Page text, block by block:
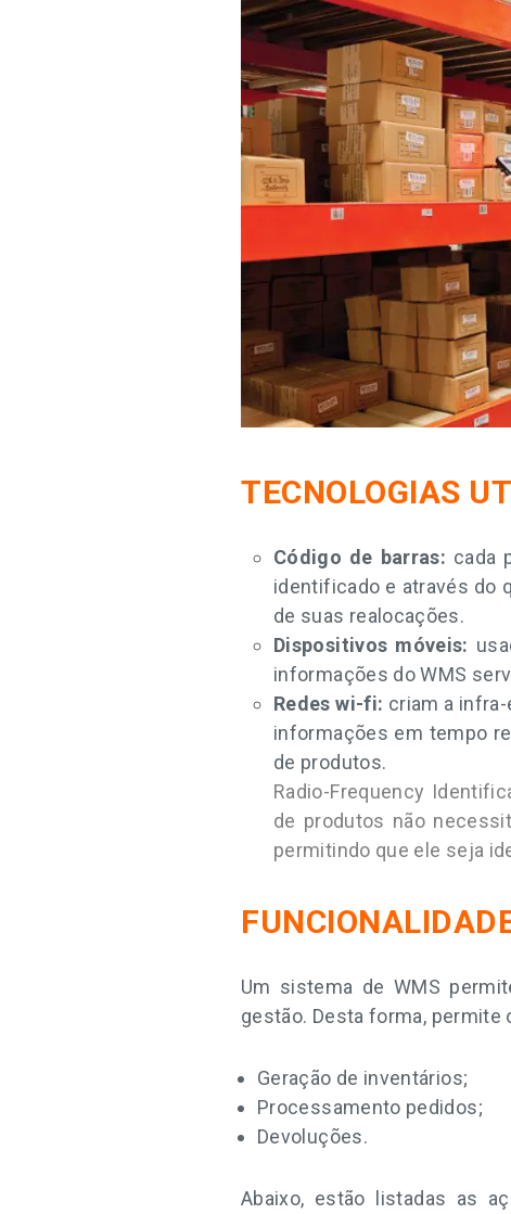
TECNOLOGIAS
Código de barras: cada
identificado e através do
de suas realocações.
Dispositivos móveis:
informações do WMS
Redes wi-fi: criam a
informações em tempo
de produtos.
Radio-Frequency
de produtos não
permitindo que ele seja
Um sistema de WMS
gestão. Desta forma,
Geração de inventários;
Processamento pedidos;
Devoluções.
Abaixo, estão listadas as